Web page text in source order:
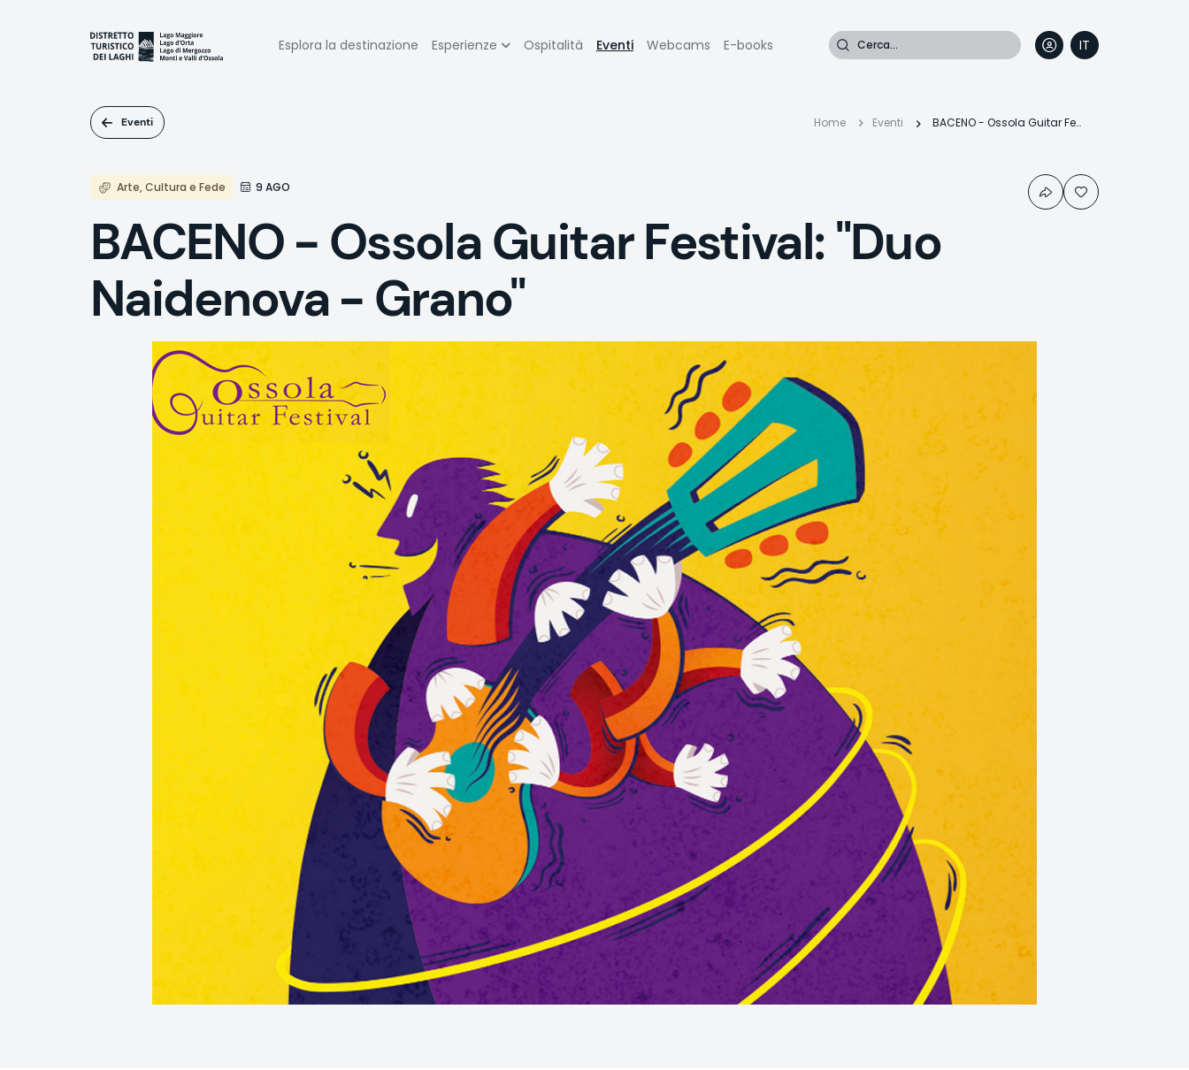
Navigazione
Esplora la destinazione Esperienze Ospitalità Eventi Webcams E-books Cerca
IT
EN
FR
DE
Eventi
Briciole
pane
Home Eventi BACENO - Ossola Guitar Festival: "Duo Naidenova - Grano"
Arte, Cultura e Fede 9 AGO
BACENO - Ossola Guitar Festival: "Duo
Naidenova - Grano"